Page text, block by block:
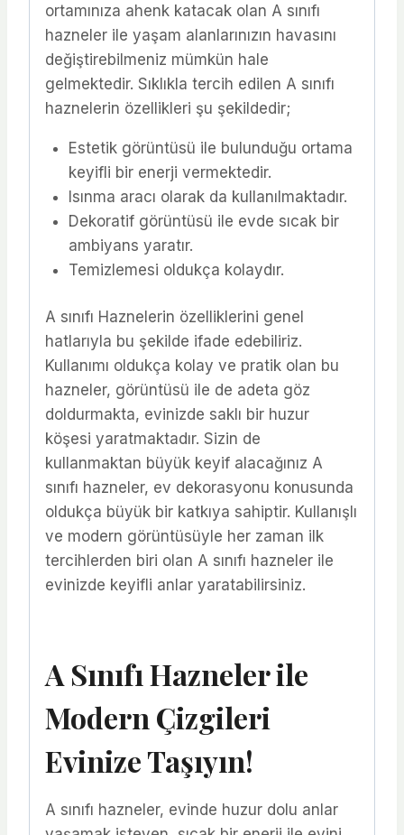
ortamınıza ahenk katacak olan A sınıfı
hazneler ile yaşam alanlarınızın havasını
değiştirebilmeniz mümkün hale
gelmektedir. Sıklıkla tercih edilen A sınıfı
haznelerin özellikleri şu şekildedir;
Estetik görüntüsü ile bulunduğu ortama
keyifli bir enerji vermektedir.
Isınma aracı olarak da kullanılmaktadır.
Dekoratif görüntüsü ile evde sıcak bir
ambiyans yaratır.
Temizlemesi oldukça kolaydır.
A sınıfı Haznelerin özelliklerini genel
hatlarıyla bu şekilde ifade edebiliriz.
Kullanımı oldukça kolay ve pratik olan bu
hazneler, görüntüsü ile de adeta göz
doldurmakta, evinizde saklı bir huzur
köşesi yaratmaktadır. Sizin de
kullanmaktan büyük keyif alacağınız A
sınıfı hazneler, ev dekorasyonu konusunda
oldukça büyük bir katkıya sahiptir. Kullanışlı
ve modern görüntüsüyle her zaman ilk
tercihlerden biri olan A sınıfı hazneler ile
evinizde keyifli anlar yaratabilirsiniz.
A Sınıfı Hazneler ile
Modern Çizgileri
Evinize Taşıyın!
A sınıfı hazneler, evinde huzur dolu anlar